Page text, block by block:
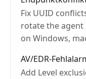
Fix UUID
rotate the agent
on Windows,
AV/EDR-
Add Level